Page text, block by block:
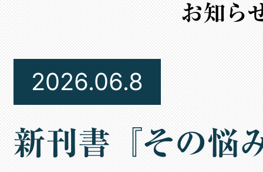
お知ら
2026.06.8
新刊書『その悩